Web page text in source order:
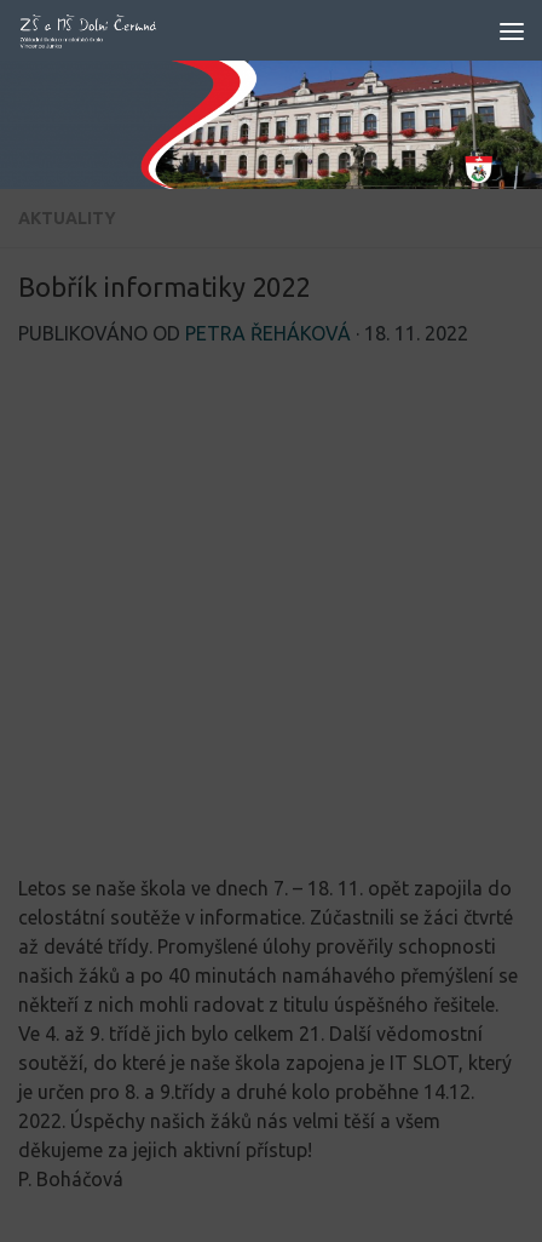
Skip to content
AKTUALITY
Bobřík informatiky 2022
PUBLIKOVÁNO OD PETRA ŘEHÁKOVÁ · 18. 11. 2022
Letos se naše škola ve dnech 7. – 18. 11. opět zapojila do
celostátní soutěže v informatice. Zúčastnili se žáci čtvrté
až deváté třídy. Promyšlené úlohy prověřily schopnosti
našich žáků a po 40 minutách namáhavého přemýšlení se
někteří z nich mohli radovat z titulu úspěšného řešitele.
Ve 4. až 9. třídě jich bylo celkem 21. Další vědomostní
soutěží, do které je naše škola zapojena je IT SLOT, který
je určen pro 8. a 9.třídy a druhé kolo proběhne 14.12.
2022. Úspěchy našich žáků nás velmi těší a všem
děkujeme za jejich aktivní přístup!
P. Boháčová